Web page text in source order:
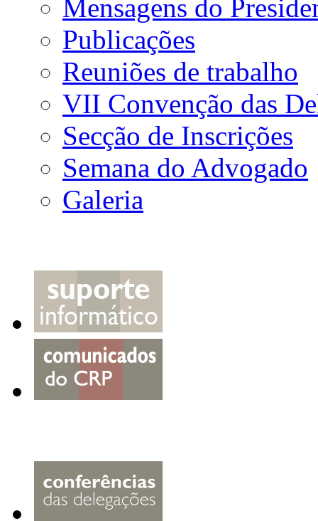
Mensagens do
Publicações
Reuniões de trabalho
VII Convenção das
Secção de Inscrições
Semana do Advogado
Galeria